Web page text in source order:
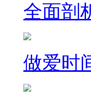
全面剖
做爱时